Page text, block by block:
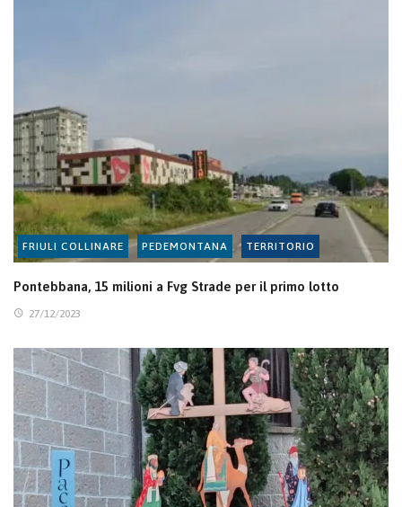
FRIULI COLLINARE PEDEMONTANA TERRITORIO
Pontebbana, 15 milioni a Fvg Strade per il primo lotto
27/12/2023